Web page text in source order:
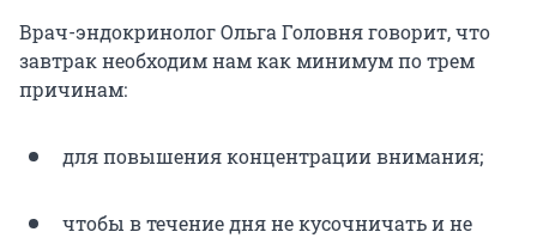
Врач-эндокринолог Ольга Головня говорит, что
завтрак необходим нам как минимум по трем
причинам:
для повышения концентрации внимания;
чтобы в течение дня не кусочничать и не